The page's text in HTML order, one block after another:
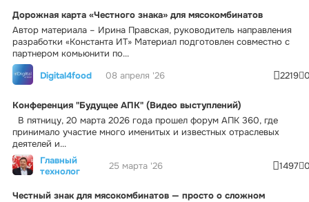
Дорожная карта «Честного знака» для мясокомбинатов
Автор материала – Ирина Правская, руководитель направления
разработки «Константа ИТ» Материал подготовлен совместно с
партнером комьюнити по...
Digital4food
08 апреля '26 2219
Конференция "Будущее АПК" (Видео выступлений)
В пятницу, 20 марта 2026 года прошел форум АПК 360, где
принимало участие много именитых и известных отраслевых
деятелей и...
Главный
технолог
25 марта '26 1497
Честный знак для мясокомбинатов — просто о сложном